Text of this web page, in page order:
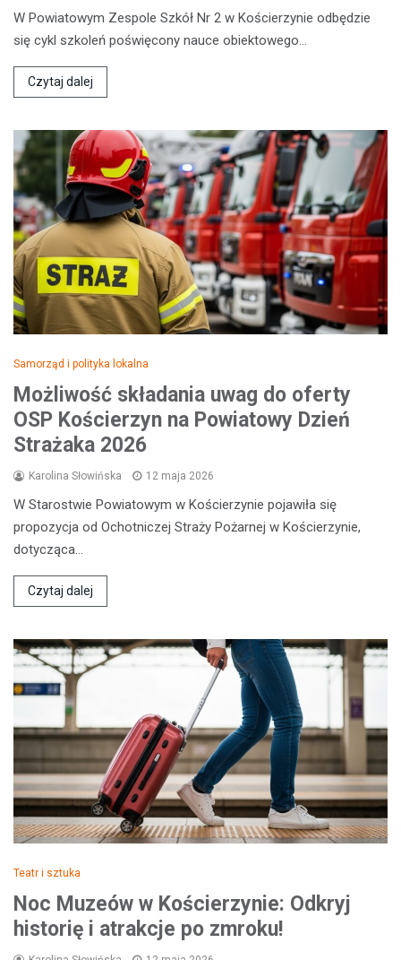
W Powiatowym Zespole Szkół Nr 2 w Kościerzynie odbędzie
się cykl szkoleń poświęcony nauce obiektowego…
Czytaj dalej
Samorząd i polityka lokalna
Możliwość składania uwag do oferty
OSP Kościerzyn na Powiatowy Dzień
Strażaka 2026
Karolina Słowińska 12 maja 2026
W Starostwie Powiatowym w Kościerzynie pojawiła się
propozycja od Ochotniczej Straży Pożarnej w Kościerzynie,
dotycząca…
Czytaj dalej
Teatr i sztuka
Noc Muzeów w Kościerzynie: Odkryj
historię i atrakcje po zmroku!